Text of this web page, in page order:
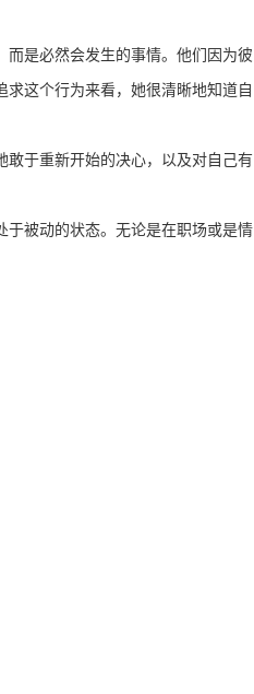
是必然会发生的事情。他们因为彼
这个行为来看，她很清晰地知道自
敢于重新开始的决心，以及对自己有
被动的状态。无论是在职场或是情